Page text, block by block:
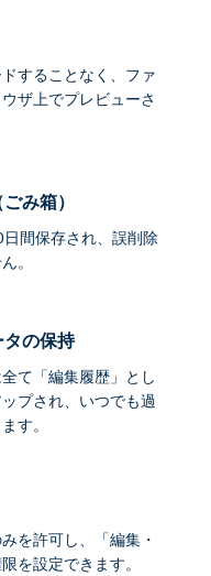
することなく、ファ
ザ上でプレビューさ
み箱）
間保存され、誤削除
。
の保持
て「編集履歴」とし
プされ、いつでも過
す。
を許可し、「編集・
を設定できます。